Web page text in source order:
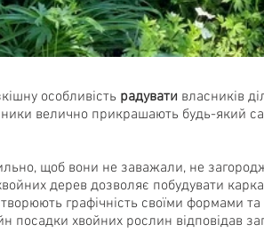
особливість радувати власників
велично прикрашають будь-який
щоб вони не заважали, не
дерев дозволяє побудувати
графічність своїми формами
посадки хвойних рослин відповідав